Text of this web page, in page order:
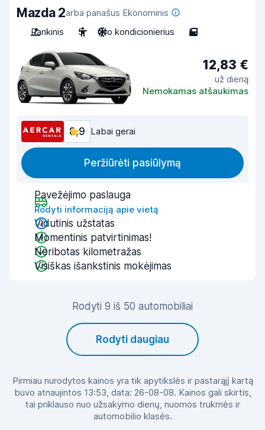
Mazda 2arba panašus Ekonominis
Rankinis
5 Oro kondicionierius 5
12,83 €
už dieną
Nemokamas atšaukimas
8,9 Labai gerai
Peržiūrėti pasiūlymą
Pavežėjimo paslauga
Rodyti informaciją apie vietą
Vidutinis užstatas
Momentinis patvirtinimas!
Neribotas kilometražas
Visiškas išankstinis mokėjimas
Rodyti 9 iš 50 automobiliai
Rodyti daugiau
Pirmiau nurodytos kainos yra tik apytikslės ir pastarąjį kartą
buvo atnaujintos 13:53, data: 26-08-08. Kainos gali skirtis,
tai priklauso nuo užsakymo dienų, nuomos trukmės ir
automobilio klasės.